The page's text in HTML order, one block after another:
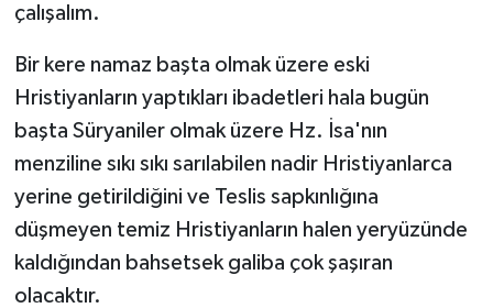
çalışalım.
Bir kere namaz başta olmak üzere eski
Hristiyanların yaptıkları ibadetleri hala bugün
başta Süryaniler olmak üzere Hz. İsa'nın
menziline sıkı sıkı sarılabilen nadir Hristiyanlarca
yerine getirildiğini ve Teslis sapkınlığına
düşmeyen temiz Hristiyanların halen yeryüzünde
kaldığından bahsetsek galiba çok şaşıran
olacaktır.